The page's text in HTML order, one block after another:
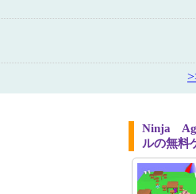
Ninja
ルの無料